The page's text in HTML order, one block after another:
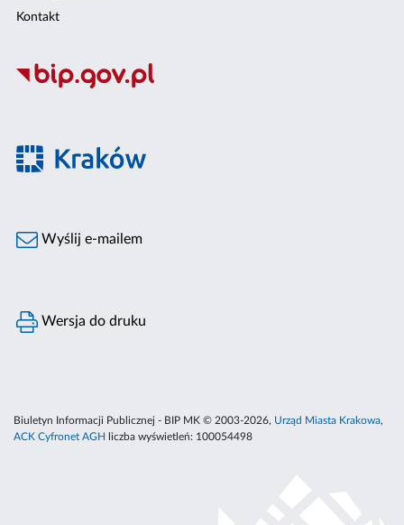
Kontakt
Wyślij e-mailem
Wersja do druku
Biuletyn Informacji Publicznej - BIP MK © 2003-2026, Urząd Miasta Krakowa,
ACK Cyfronet AGH
liczba wyświetleń: 100054498